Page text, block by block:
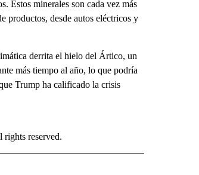
Estos minerales son cada vez más
productos, desde autos eléctricos y
derrita el hielo del Ártico, un
más tiempo al año, lo que podría
Trump ha calificado la crisis
reserved.
ABOUT NEW PAGES ON "CNN - SPANISH".